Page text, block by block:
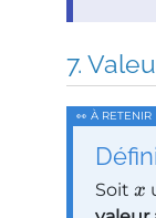
Soit x